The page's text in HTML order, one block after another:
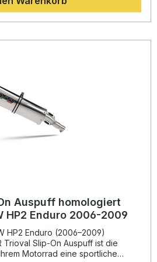
zugelassenes Fahrerlebnis –
db-Killer. Die
und
Qualitätsstandards steht der
Langlebigkeit und Präzision Made
Auspuff homologiert
HP2 Enduro 2006-2009
HP2 Enduro (2006–2009)
Trioval Slip-On Auspuff ist die
Motorrad eine sportliche